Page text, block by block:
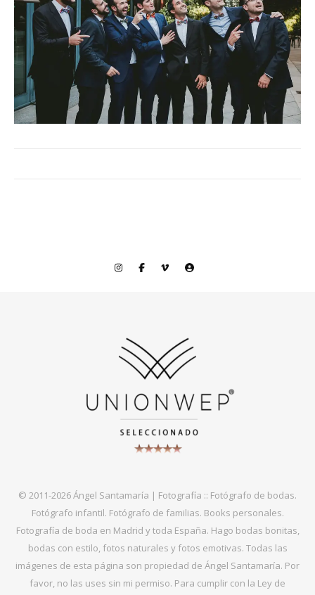
© 2011-2026 Ángel Santamaría | Fotografía :: Fotógrafo de bodas.
Fotógrafo infantil. Fotógrafo de familias. Books personales.
Fotografía de boda en Madrid y toda España. Hago bodas bonitas,
bodas con estilo, fotos naturales y fotos emotivas. Todas las
imágenes de esta página son propiedad de Ángel Santamaría. Por
favor, no las uses sin mi permiso. Para cumplir con la Ley de